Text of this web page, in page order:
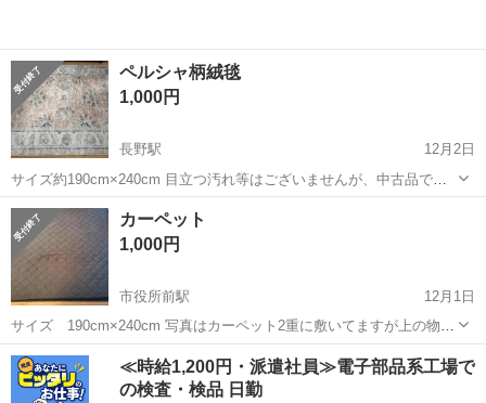
ペルシャ柄絨毯
1,000円
長野駅
12月2日
サイズ約190cm×240cm 目立つ汚れ等はございませんが、中古品です
のでご理解ください。
長野 長野市
カーペット
1,000円
市役所前駅
12月1日
サイズ 190cm×240cm 写真はカーペット2重に敷いてますが上の物で
す。 光加減で色が褪せてるようにみえますが藍染です。（少々色褪せ
あり） 防水加工有り。 長野市近辺でしたら直接お届け相談可。
長野 長野市 市役所前駅 カーペット/マット/ラグ
カーペット
≪時給1,200円・派遣社員≫電子部品系工場で
の検査・検品 日勤